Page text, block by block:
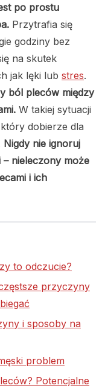
po prostu
Przytrafia się
godziny bez
na skutek
jak lęki lub stres.
ból pleców między
W takiej sytuacji
dobierze dla
Nigdy nie ignoruj
– nieleczony może
i ich
to odczucie?
przyczyny
i sposoby na
problem
Potencjalne